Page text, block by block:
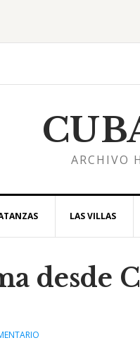
ARCHIVO
LAS VILLAS
desde